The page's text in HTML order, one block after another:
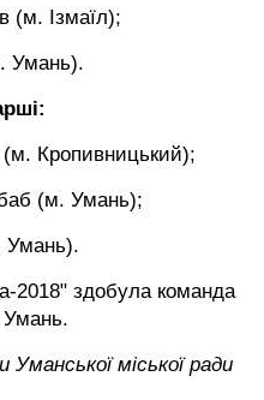
(м. Ізмаїл);
Умань).
(м. Кропивницький);
(м. Умань);
Умань).
2018" здобула команда
Умань.
міської ради